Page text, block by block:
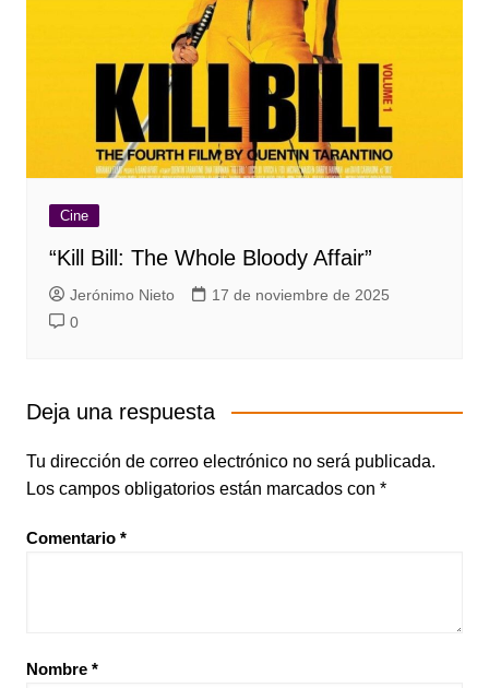
Cine
“Kill Bill: The Whole Bloody Affair”
Jerónimo Nieto
17 de noviembre de 2025
0
Deja una respuesta
Tu dirección de correo electrónico no será publicada.
Los campos obligatorios están marcados con *
Comentario *
Nombre *